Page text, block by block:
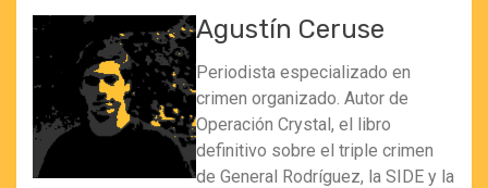
Agustín Ceruse
Periodista especializado en
crimen organizado. Autor de
Operación Crystal, el libro
definitivo sobre el triple crimen
de General Rodríguez, la SIDE y la